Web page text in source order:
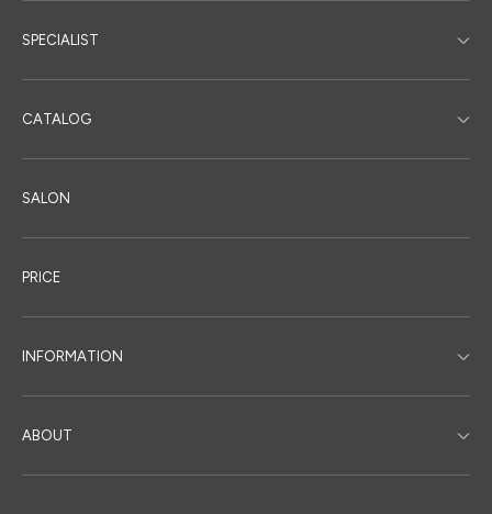
SPECIALIST
CATALOG
SALON
PRICE
INFORMATION
ABOUT